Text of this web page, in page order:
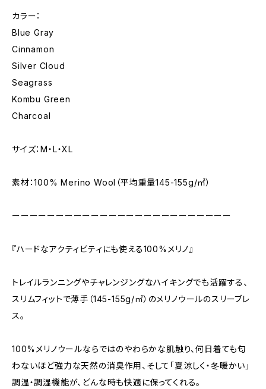
カラー：
Blue Gray
Cinnamon
Silver Cloud
Seagrass
Kombu Green
Charcoal
サイズ：M・L・XL
素材：100% Merino Wool（平均重量145-155g/㎡）
ーーーーーーーーーーーーーーーーーーーーーーーーー
『ハードなアクティビティにも使える100%メリノ』
トレイルランニングやチャレンジングなハイキングでも活躍する、
スリムフィットで薄手（145-155g/㎡）のメリノウールのスリーブレ
ス。
100%メリノウールならではのやわらかな肌触り、何日着ても匂
わないほど強力な天然の消臭作用、そして「夏涼しく・冬暖かい」
調温・調湿機能が、どんな時も快適に保ってくれる。